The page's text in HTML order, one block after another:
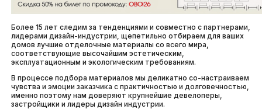
Более 15 лет следим за тенденциями и совместно с партнерами,
лидерами дизайн-индустрии, щепетильно отбираем для ваших
домов лучшие отделочные материалы со всего мира,
соответствующие высочайшим эстетическим,
эксплуатационным и экологическим требованиям.
В процессе подбора материалов мы деликатно со-настраиваем
чувства и эмоции заказчика с практичностью и долговечностью,
именно поэтому нам доверяют крупнейшие девелоперы,
застройщики и лидеры дизайн индустрии.